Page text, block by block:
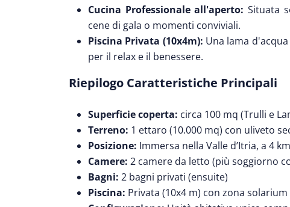
Cucina Professionale all'aperto: Situata
cene di gala o momenti conviviali.
Piscina Privata (10x4m): Una lama
per il relax e il benessere.
Riepilogo Caratteristiche Principali
Superficie coperta: circa 100 mq (Trulli e
Terreno: 1 ettaro (10.000 mq) con uliveto
Posizione: Immersa nella Valle d’Itria, a 4
Camere: 2 camere da letto (più soggiorno
Bagni: 2 bagni privati (ensuite)
Piscina: Privata (10x4 m) con zona